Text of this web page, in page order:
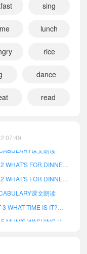
sing
lunch
rice
dance
read
4 I'M SKATING课文朗读
课文朗读